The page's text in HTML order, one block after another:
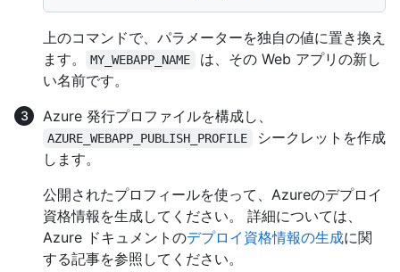
上のコマンドで、パラメーターを独自の値に置き換え
ます。
MY_WEBAPP_NAME
は、その Web アプリの新し
い名前です。
Azure 発行プロファイルを構成し、
AZURE_WEBAPP_PUBLISH_PROFILE
シークレットを作成
します。
公開されたプロフィールを使って、Azureのデプロイ
資格情報を生成してください。 詳細については、
Azure ドキュメントのデプロイ資格情報の生成に関
する記事を参照してください。